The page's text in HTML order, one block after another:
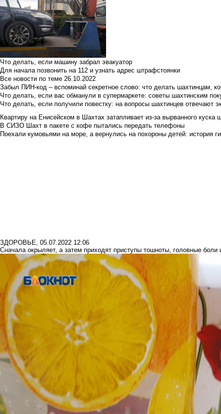
Что делать, если машину забрал эвакуатор
Для начала позвонить на 112 и узнать адрес штрафстоянки
Все новости по теме 26.10.2022
Забыл ПИН-код – вспоминай секретное слово: что делать шахтинцам,
Что делать, если вас обманули в супермаркете: советы шахтинским
Что делать, если получили повестку: на вопросы шахтинцев отвечают
Квартиру на Енисейском в Шахтах затапливает из-за вырванного
В СИЗО Шахт в пакете с кофе пытались передать телефоны
Поехали кумовьями на море, а вернулись на похороны детей: история
ЗДОРОВЬЕ, 05.07.2022 12:06
Сначала окрыляет, а затем приходят приступы тошноты, головные боли